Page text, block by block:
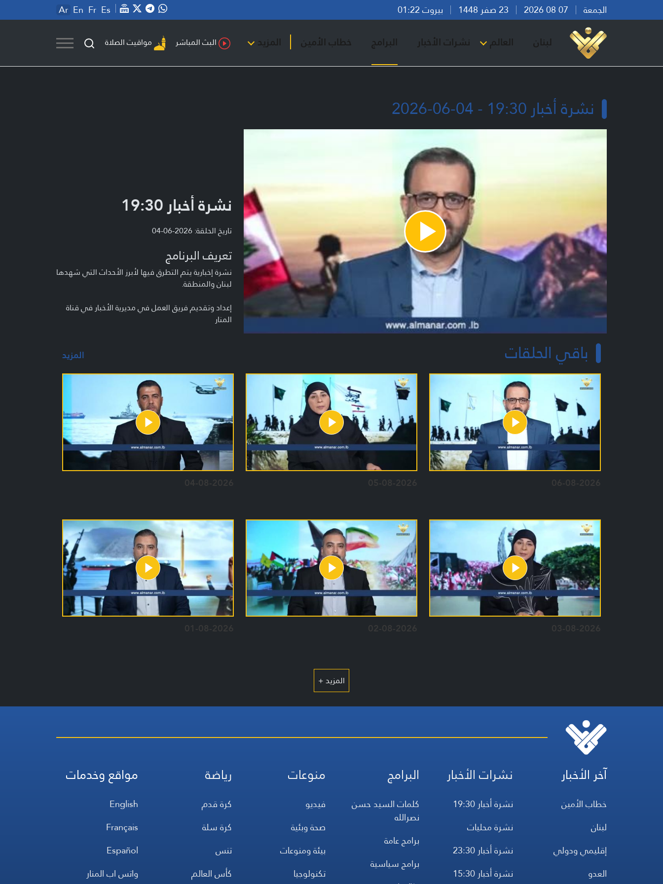
الجمعة بيروت 01:22 Ar En Fr Es
لبنان العالم نشرات الأخبار البرامج خطاب الأمين المزيد البث المباشر مواقيت الصلاة
نشرة أخبار 19:30 - 04-06-2026
Play
Video
نشرة أخبار 19:30
تاريخ الحلقة: 2026-06-04
تعريف البرنامج
نشرة إخبارية يتم التطرق فيها لأبرز الأحداث التي شهدها
لبنان والمنطقة.
إعداد وتقديم فريق العمل في مديرية الأخبار في قناة
المنار
باقي الحلقات المزيد
06-08-2026
05-08-2026
04-08-2026
03-08-2026
02-08-2026
01-08-2026
المزيد +
آخر الأخبار
خطاب الأمين
لبنان
إقليمي ودولي
العدو
نشرات الأخبار
نشرة أخبار 19:30
نشرة محليات
نشرة أخبار 23:30
نشرة أخبار 15:30
البرامج
كلمات السيد حسن
نصرالله
برامج عامة
برامج سياسية
منوعات
فيديو
صحة وبئية
بيئة ومنوعات
تكنولوجيا
رياضة
كرة قدم
كرة سلة
تنس
كأس العالم
مواقع وخدمات
English
Français
Español
واتس اب المنار